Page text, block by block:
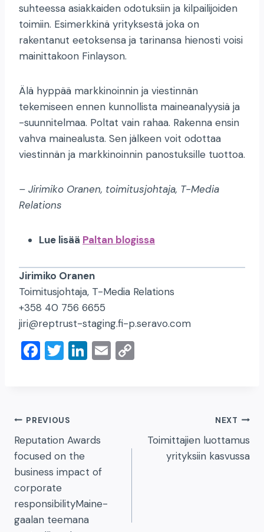
suhteessa asiakkaiden odotuksiin ja kilpailijoiden
toimiin. Esimerkkinä yrityksestä joka on
rakentanut eetoksensa ja tarinansa hienosti voisi
mainittakoon Finlayson.
Älä hyppää markkinoinnin ja viestinnän
tekemiseen ennen kunnollista maineanalyysiä ja
-suunnitelmaa. Poltat vain rahaa. Rakenna ensin
vahva mainealusta. Sen jälkeen voit odottaa
viestinnän ja markkinoinnin panostuksille tuottoa.
– Jirimiko Oranen, toimitusjohtaja, T-Media
Relations
Lue lisää Paltan blogissa
Jirimiko Oranen
Toimitusjohtaja, T-Media Relations
+358 40 756 6655
jiri@reptrust-staging.fi-p.seravo.com
F
b
o
o
k
T Li
n
E
Artikkelien
selaus
PREVIOUS
Reputation Awards
focused on the
business impact of
corporate
responsibilityMaine-
gaalan teemana
NEXT
Toimittajien luottamus
yrityksiin kasvussa